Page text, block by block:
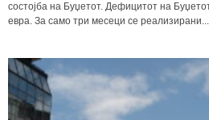
состојба на Буџетот. Дефицитот на
евра. За само три месеци се реализирани...